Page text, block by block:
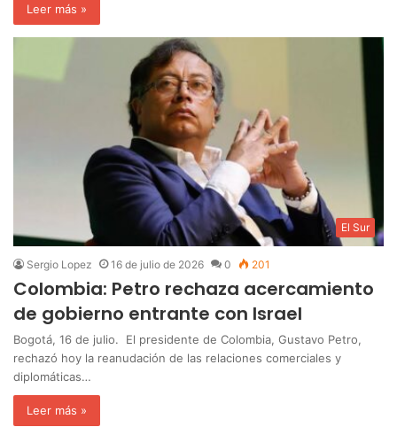
Leer más »
El Sur
Sergio Lopez 16 de julio de 2026 0 201
Colombia: Petro rechaza acercamiento
de gobierno entrante con Israel
Bogotá, 16 de julio. El presidente de Colombia, Gustavo Petro,
rechazó hoy la reanudación de las relaciones comerciales y
diplomáticas…
Leer más »